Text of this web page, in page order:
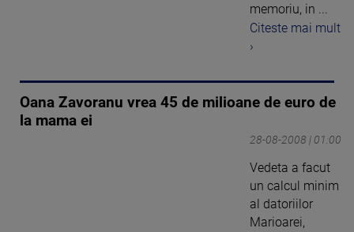
memoriu, in ...
Citeste mai mult
›
Oana Zavoranu vrea 45 de milioane de euro de
la mama ei
28-08-2008 | 01:00
Vedeta a facut
un calcul minim
al datoriilor
Marioarei,